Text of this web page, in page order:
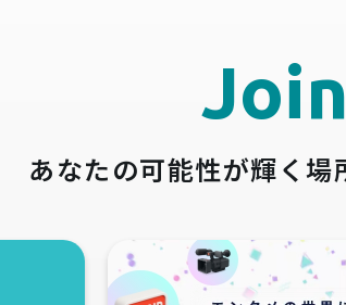
あなたの可能性が輝く場